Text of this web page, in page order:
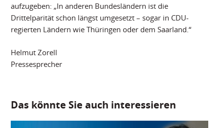
aufzugeben: „In anderen Bundesländern ist die
Drittelparität schon längst umgesetzt – sogar in CDU-
regierten Ländern wie Thüringen oder dem Saarland.“
Helmut Zorell
Pressesprecher
Das könnte Sie auch interessieren